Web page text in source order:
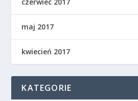
maj 2017
kwiecień 2017
KATEGORIE